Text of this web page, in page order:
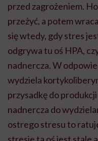
przed zagrożeniem.
przeżyć, a potem
się wtedy, gdy stres
odgrywa tu oś HPA,
nadnercza. W
wydziela
przysadkę do
nadnercza do
ostrego stresu to